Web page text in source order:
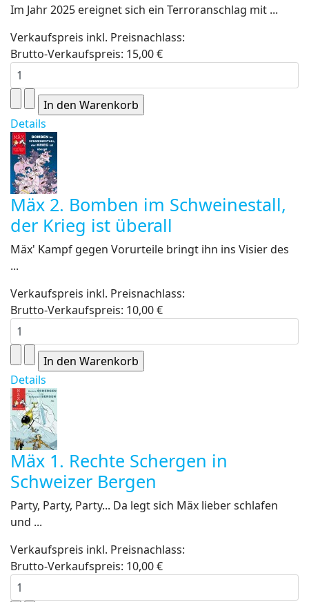
Im Jahr 2025 ereignet sich ein Terroranschlag mit ...
Verkaufspreis inkl. Preisnachlass:
Brutto-Verkaufspreis: 15,00 €
Details
Mäx 2. Bomben im Schweinestall,
der Krieg ist überall
Mäx' Kampf gegen Vorurteile bringt ihn ins Visier des
...
Verkaufspreis inkl. Preisnachlass:
Brutto-Verkaufspreis: 10,00 €
Details
Mäx 1. Rechte Schergen in
Schweizer Bergen
Party, Party, Party... Da legt sich Mäx lieber schlafen
und ...
Verkaufspreis inkl. Preisnachlass:
Brutto-Verkaufspreis: 10,00 €